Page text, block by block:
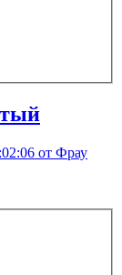
от Фрау